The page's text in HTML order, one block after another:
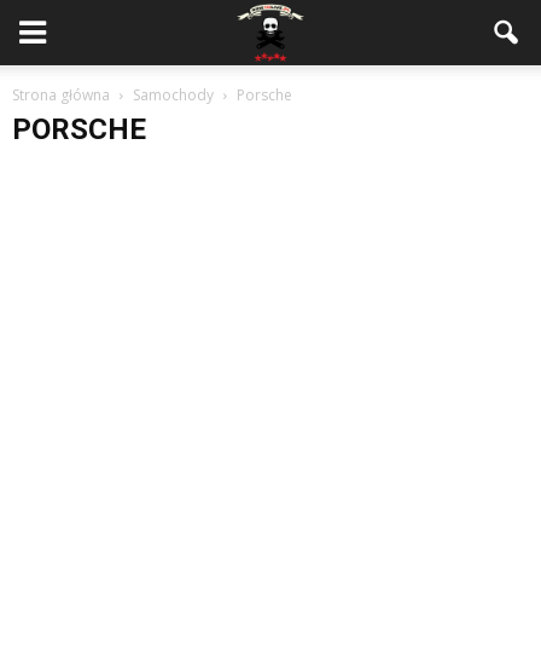
Strona główna Samochody Porsche
PORSCHE